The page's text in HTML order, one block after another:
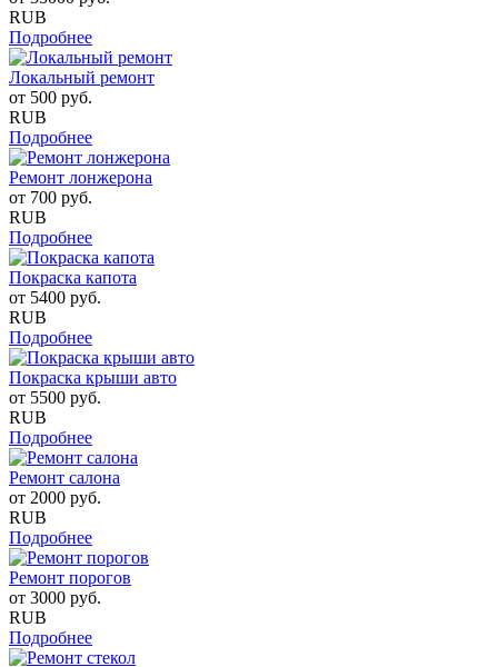
RUB
Подробнее
Локальный ремонт
от 500 руб.
RUB
Подробнее
Ремонт лонжерона
от 700 руб.
RUB
Подробнее
Покраска капота
от 5400 руб.
RUB
Подробнее
Покраска крыши авто
от 5500 руб.
RUB
Подробнее
Ремонт салона
от 2000 руб.
RUB
Подробнее
Ремонт порогов
от 3000 руб.
RUB
Подробнее